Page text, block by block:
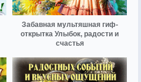
Забавная мультяшная гиф-
открытка Улыбок, радости и
счастья